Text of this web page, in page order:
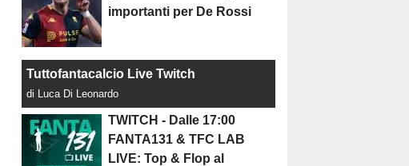
importanti per De Rossi
Tuttofantacalcio Live Twitch
di Luca Di Leonardo
TWITCH - Dalle 17:00
FANTA131 & TFC LAB
LIVE: Top & Flop al